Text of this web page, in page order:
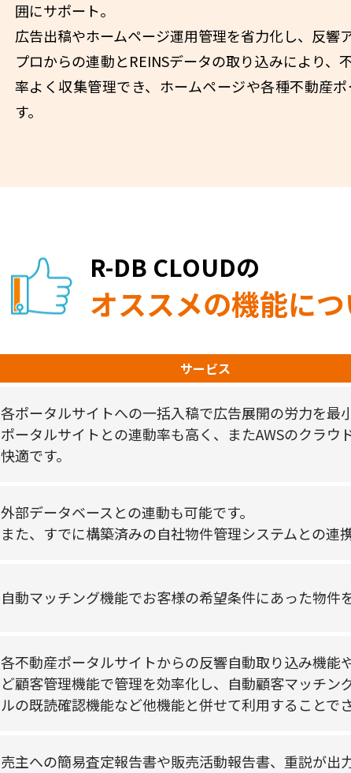
囲にサポート。
広告出稿やホームページ運⽤管理を省⼒化し、反響
プロからの連動とREINSデータの取り込みにより
率よく収集管理でき、ホームページや各種不動産
す。
R-DB CLOUDの
オススメの機能につ
サービス
各ポータルサイトへの一括入稿で広告展開の労⼒を最
ポータルサイトとの連動率も高く、またAWSのクラ
快適です。
外部データベースとの連動も可能です。
また、すでに構築済みの自社物件管理システムとの連
自動マッチング機能でお客様の希望条件にあった物件
各不動産ポータルサイトからの反響自動取り込み機
ど顧客管理機能で管理を効率化し、自動顧客マッチン
ルの既読確認機能など他機能と併せて利用することで
売主への簡易査定報告書や販売活動報告書、重説が出